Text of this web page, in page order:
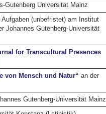
Gutenberg Universität Mainz
(unbefristet) am Institut
Johannes Gutenberg-Universität
for Transcultural Presences
von Mensch und Natur“ an der
Gutenberg-Universität Mainz